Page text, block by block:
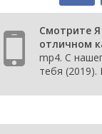
Смотрите
отличном
mp4. С
тебя (2019).